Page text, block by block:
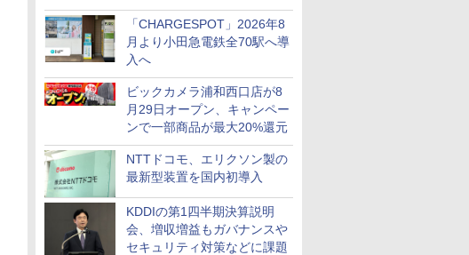
「CHARGESPOT」2026年8
月より小田急電鉄全70駅へ導
入へ
ビックカメラ浦和西口店が8
月29日オープン、キャンペー
ンで一部商品が最大20%還元
NTTドコモ、エリクソン製の
最新型装置を国内初導入
KDDIの第1四半期決算説明
会、増収増益もガバナンスや
セキュリティ対策などに課題